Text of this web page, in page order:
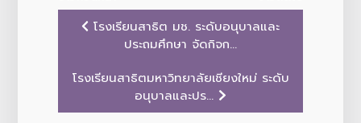
โรงเรียนสาธิต มช. ระดับอนุบาลและ
ประถมศึกษา จัดกิจก...
โรงเรียนสาธิตมหาวิทยาลัยเชียงใหม่ ระดับ
อนุบาลและปร...